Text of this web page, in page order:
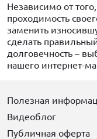
Независимо от
проходимость
заменить
сделать
долговечность –
нашего интернет-
Полезная
Видеоблог
Публичная оферта